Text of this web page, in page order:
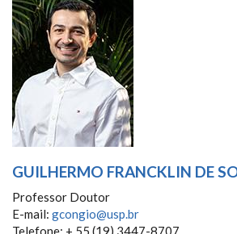
GUILHERMO FRANCKLIN DE
Professor Doutor
E-mail: gcongio@usp.br
Telefone: + 55 (19) 3447-8707